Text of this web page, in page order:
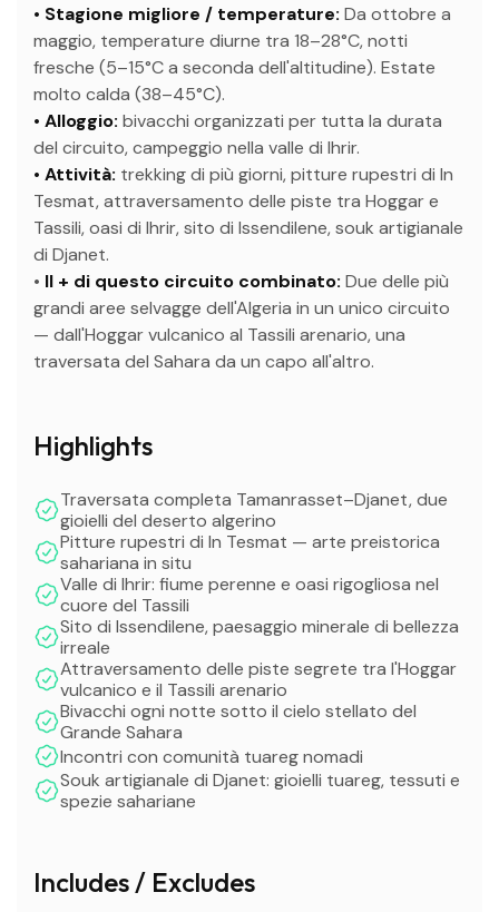
• Stagione migliore / temperature: Da ottobre a
maggio, temperature diurne tra 18–28°C, notti
fresche (5–15°C a seconda dell'altitudine). Estate
molto calda (38–45°C).
• Alloggio: bivacchi organizzati per tutta la durata
del circuito, campeggio nella valle di Ihrir.
• Attività: trekking di più giorni, pitture rupestri di In
Tesmat, attraversamento delle piste tra Hoggar e
Tassili, oasi di Ihrir, sito di Issendilene, souk artigianale
di Djanet.
• Il + di questo circuito combinato: Due delle più
grandi aree selvagge dell'Algeria in un unico circuito
— dall'Hoggar vulcanico al Tassili arenario, una
traversata del Sahara da un capo all'altro.
Highlights
Traversata completa Tamanrasset–Djanet, due
gioielli del deserto algerino
Pitture rupestri di In Tesmat — arte preistorica
sahariana in situ
Valle di Ihrir: fiume perenne e oasi rigogliosa nel
cuore del Tassili
Sito di Issendilene, paesaggio minerale di bellezza
irreale
Attraversamento delle piste segrete tra l'Hoggar
vulcanico e il Tassili arenario
Bivacchi ogni notte sotto il cielo stellato del
Grande Sahara
Incontri con comunità tuareg nomadi
Souk artigianale di Djanet: gioielli tuareg, tessuti e
spezie sahariane
Includes / Excludes